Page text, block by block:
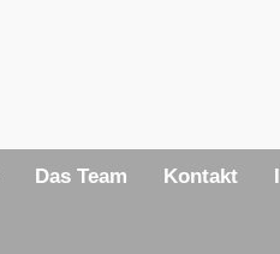
Das Team Kontakt